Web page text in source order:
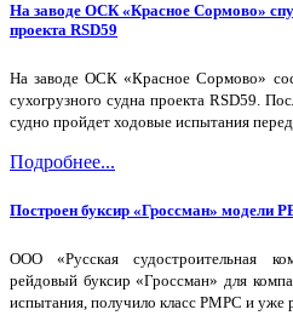
На заводе ОСК «Красное Сормово»
проекта RSD59
На заводе ОСК «Красное Сормово»
сухогрузного судна проекта RSD59.
судно пройдет ходовые испытания перед
Подробнее...
Построен буксир «Гроссман» модели
ООО «Русская судостроительная
рейдовый буксир «Гроссман» для
испытания, получило класс РМРС и уже